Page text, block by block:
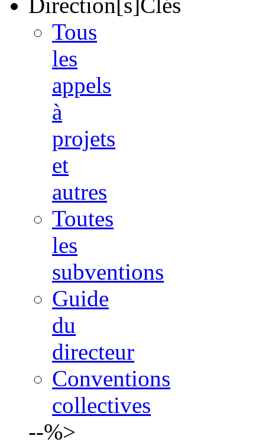
Tous
les
appels
à
projets
et
autres
Toutes
les
subventions
Guide
du
directeur
Conventions
collectives
--%>